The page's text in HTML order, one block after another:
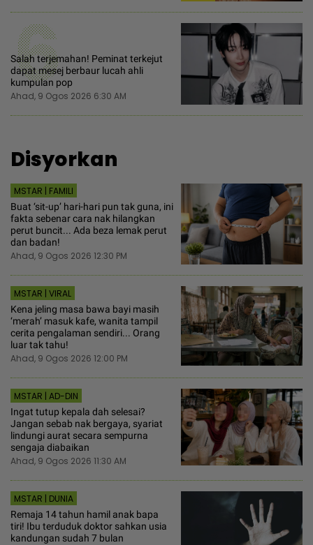
6
Salah terjemahan! Peminat terkejut
dapat mesej berbaur lucah ahli
kumpulan pop
Ahad, 9 Ogos 2026 6:30 AM
Disyorkan
MSTAR | FAMILI
Buat ‘sit-up’ hari-hari pun tak guna, ini
fakta sebenar cara nak hilangkan
perut buncit... Ada beza lemak perut
dan badan!
Ahad, 9 Ogos 2026 12:30 PM
MSTAR | VIRAL
Kena jeling masa bawa bayi masih
‘merah’ masuk kafe, wanita tampil
cerita pengalaman sendiri... Orang
luar tak tahu!
Ahad, 9 Ogos 2026 12:00 PM
MSTAR | AD-DIN
Ingat tutup kepala dah selesai?
Jangan sebab nak bergaya, syariat
lindungi aurat secara sempurna
sengaja diabaikan
Ahad, 9 Ogos 2026 11:30 AM
MSTAR | DUNIA
Remaja 14 tahun hamil anak bapa
tiri! Ibu terduduk doktor sahkan usia
kandungan sudah 7 bulan